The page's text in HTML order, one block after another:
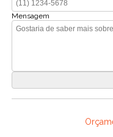
Mensagem